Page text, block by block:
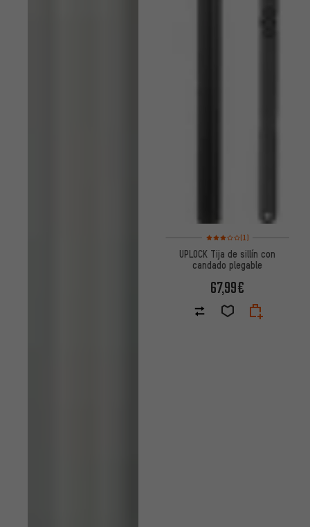
Valoración media: 3 de 5
(1)
UPLOCK Tija de sillín con
candado plegable
67,99€